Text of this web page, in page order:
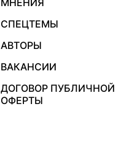
МНЕНИЯ
СПЕЦТЕМЫ
АВТОРЫ
ВАКАНСИИ
ДОГОВОР ПУБЛИЧНОЙ
ОФЕРТЫ